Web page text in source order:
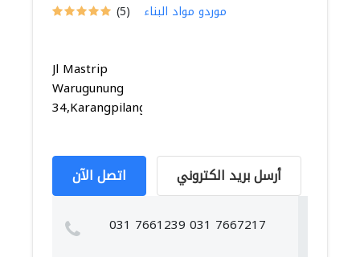
(5) موردو مواد البناء
Jl Mastrip
Warugunung
34,Karangpilang,Karangpilang...
اتصل الآن أرسل بريد الكتروني
031 7661239 031 7667217